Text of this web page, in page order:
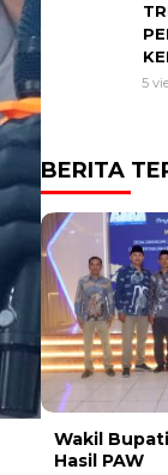
5
BERITA
Wakil
Hasil PAW